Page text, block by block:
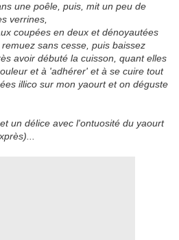
une poêle, puis, mit un peu de
verrines,
coupées en deux et dénoyautées
sans cesse, puis baissez
avoir débuté la cuisson, quant elles
et à 'adhérer' et à se cuire tout
illico sur mon yaourt et on déguste
un délice avec l'ontuosité du yaourt